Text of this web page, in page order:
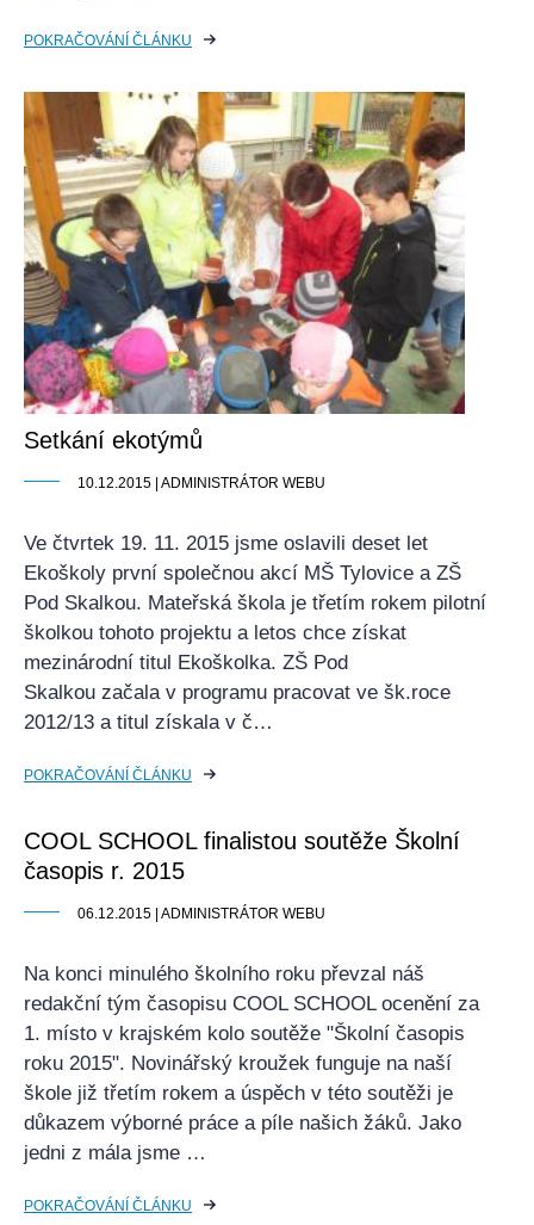
POKRAČOVÁNÍ ČLÁNKU
Setkání ekotýmů
10.12.2015 | ADMINISTRÁTOR WEBU
Ve čtvrtek 19. 11. 2015 jsme oslavili deset let
Ekoškoly první společnou akcí MŠ Tylovice a ZŠ
Pod Skalkou. Mateřská škola je třetím rokem pilotní
školkou tohoto projektu a letos chce získat
mezinárodní titul Ekoškolka. ZŠ Pod
Skalkou začala v programu pracovat ve šk.roce
2012/13 a titul získala v č…
POKRAČOVÁNÍ ČLÁNKU
COOL SCHOOL finalistou soutěže Školní
časopis r. 2015
06.12.2015 | ADMINISTRÁTOR WEBU
Na konci minulého školního roku převzal náš
redakční tým časopisu COOL SCHOOL ocenění za
1. místo v krajském kolo soutěže "Školní časopis
roku 2015". Novinářský kroužek funguje na naší
škole již třetím rokem a úspěch v této soutěži je
důkazem výborné práce a píle našich žáků. Jako
jedni z mála jsme …
POKRAČOVÁNÍ ČLÁNKU